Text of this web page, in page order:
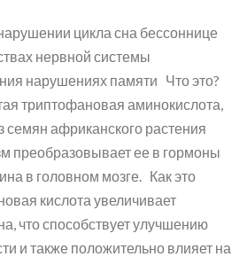
цикла сна бессоннице
нервной системы
нарушениях памяти Что это?
триптофановая аминокислота,
семян африканского растения
преобразовывает ее в гормоны
в головном мозге. Как это
кислота увеличивает
что способствует улучшению
и также положительно влияет на